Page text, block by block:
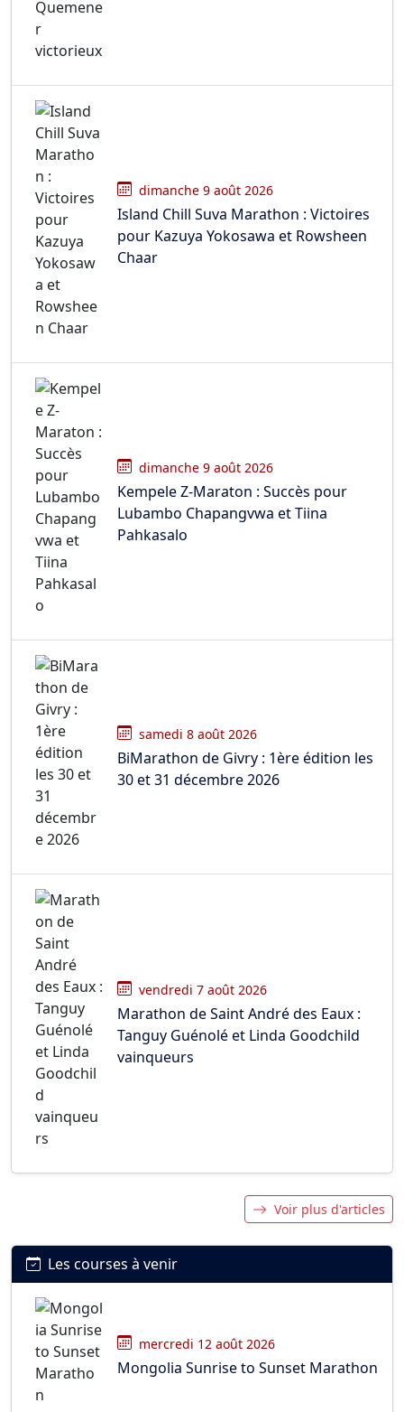
dimanche 9 août 2026
Island Chill Suva Marathon : Victoires
pour Kazuya Yokosawa et Rowsheen
Chaar
dimanche 9 août 2026
Kempele Z-Maraton : Succès pour
Lubambo Chapangvwa et Tiina
Pahkasalo
samedi 8 août 2026
BiMarathon de Givry : 1ère édition les
30 et 31 décembre 2026
vendredi 7 août 2026
Marathon de Saint André des Eaux :
Tanguy Guénolé et Linda Goodchild
vainqueurs
Voir plus d'articles
Les courses à venir
mercredi 12 août 2026
Mongolia Sunrise to Sunset Marathon